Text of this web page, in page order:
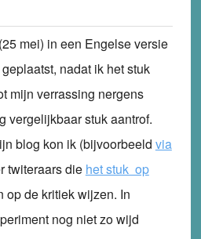
mei) in een Engelse versie
nadat ik het stuk
mijn verrassing nergens
vergelijkbaar stuk aantrof.
blog kon ik (bijvoorbeeld via
twiteraars die het stuk op
de kritiek wijzen. In
nog niet zo wijd